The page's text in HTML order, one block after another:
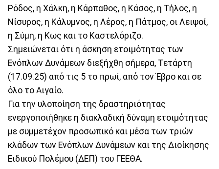
Ρόδος, η Χάλκη, η Κάρπαθος, η Κάσος, η Τήλος, η
Νίσυρος, η Κάλυμνος, η Λέρος, η Πάτμος, οι Λειψοί,
η Σύμη, η Κως και το Καστελόριζο.
Σημειώνεται ότι η άσκηση ετοιμότητας των
Ενόπλων Δυνάμεων διεξήχθη σήμερα, Τετάρτη
(17.09.25) από τις 5 το πρωί, από τον Έβρο και σε
όλο το Αιγαίο.
Για την υλοποίηση της δραστηριότητας
ενεργοποιήθηκε η διακλαδική δύναμη ετοιμότητας
με συμμετέχον προσωπικό και μέσα των τριών
κλάδων των Ενόπλων Δυνάμεων και της Διοίκησης
Ειδικού Πολέμου (ΔΕΠ) του ΓΕΕΘΑ.